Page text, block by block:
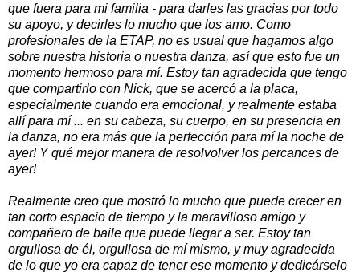
que fuera para mi familia - para darles las gracias por todo
su apoyo, y decirles lo mucho que los amo. Como
profesionales de la ETAP, no es usual que hagamos algo
sobre nuestra historia o nuestra danza, así que esto fue un
momento hermoso para mí. Estoy tan agradecida que tengo
que compartirlo con Nick, que se acercó a la placa,
especialmente cuando era emocional, y realmente estaba
allí para mí ... en su cabeza, su cuerpo, en su presencia en
la danza, no era más que la perfección para mí la noche de
ayer! Y qué mejor manera de resolvolver los percances de
ayer!
Realmente creo que mostró lo mucho que puede crecer en
tan corto espacio de tiempo y la maravilloso amigo y
compañero de baile que puede llegar a ser. Estoy tan
orgullosa de él, orgullosa de mí mismo, y muy agradecida
de lo que yo era capaz de tener ese momento y dedicárselo